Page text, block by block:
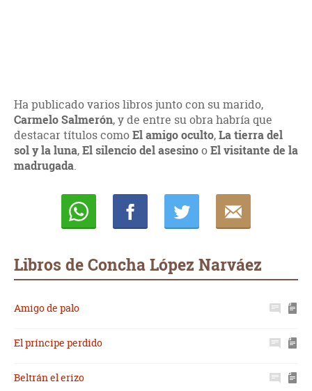
Ha publicado varios libros junto con su marido,
Carmelo Salmerón, y de entre su obra habría que
destacar títulos comoEl amigo oculto,La tierra del
sol y la luna,El silencio del asesinooEl visitante de la
madrugada.
Libros de Concha López Narváez
Amigo de palo
El príncipe perdido
Beltrán el erizo